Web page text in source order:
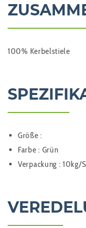
100% Kerbelstiele
Größe :
Farbe : Grün
Verpackung : 10kg/